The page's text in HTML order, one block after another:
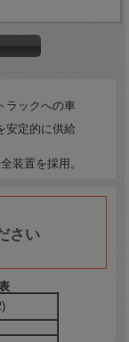
いた油汚れ・スケー
れに効果的
保護
容易
低圧では除去困難な油
安定供給。
床・機械設備まわり・
を発揮します。
ラックへの車
安定的に供給
装置を採用。
さい